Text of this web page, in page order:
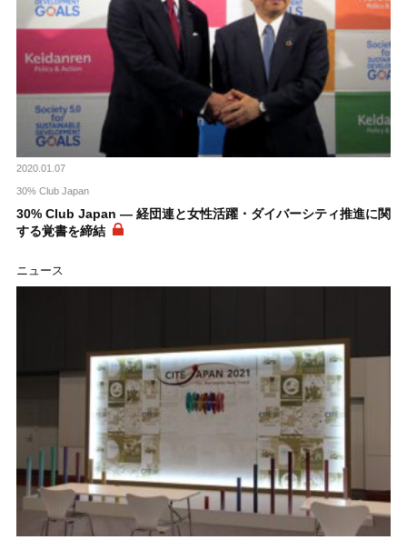
2020.01.07
30% Club Japan
30% Club Japan ― 経団連と女性活躍・ダイバーシティ推進に関
する覚書を締結
ニュース